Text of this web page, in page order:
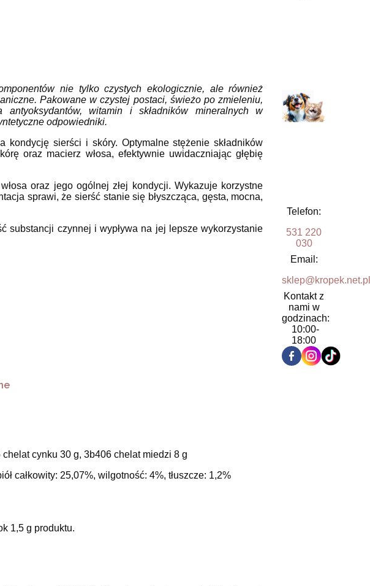
Telefon:
531 220
030
Email:
sklep@kropek.net.pl
Kontakt z
nami w
godzinach:
10:00-
18:00
nie tylko czystych ekologicznie, ale również
Pakowane w czystej postaci, świeżo po zmieleniu,
antyoksydantów, witamin i składników mineralnych w
odpowiedniki.
kondycję sierści i skóry. Optymalne stężenie składników
oraz macierz włosa, efektywnie uwidaczniając głębię
oraz jego ogólnej złej kondycji. Wykazuje korzystne
sprawi, że sierść stanie się błyszcząca, gęsta, mocna,
substancji czynnej i wypływa na jej lepsze wykorzystanie
cynku 30 g, 3b406 chelat miedzi 8 g
całkowity: 25,07%, wilgotność: 4%, tłuszcze: 1,2%
1,5 g produktu.